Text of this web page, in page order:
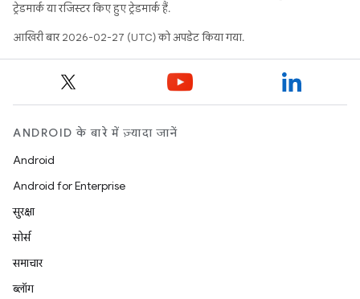
ट्रेडमार्क या रजिस्टर किए हुए ट्रेडमार्क हैं.
आखिरी बार 2026-02-27 (UTC) को अपडेट किया गया.
ANDROID के बारे में ज़्यादा जानें
Android
Android for Enterprise
सुरक्षा
सोर्स
समाचार
ब्लॉग